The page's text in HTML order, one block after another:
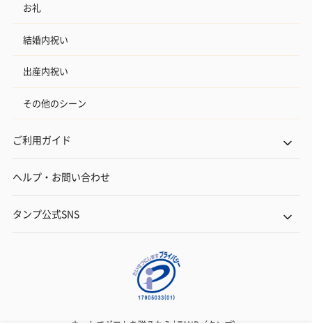
お礼
結婚内祝い
出産内祝い
その他のシーン
ご利用ガイド
ヘルプ・お問い合わせ
タンプ公式SNS